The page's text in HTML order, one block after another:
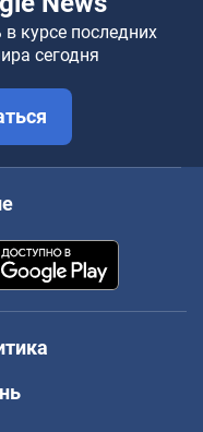
курсе последних
сегодня